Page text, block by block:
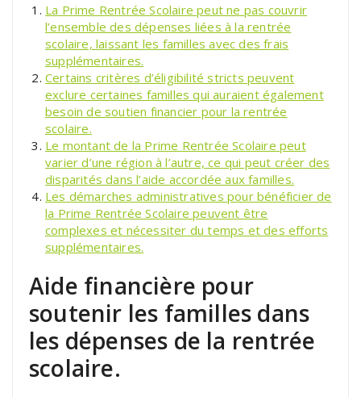
La Prime Rentrée Scolaire peut ne pas couvrir
l’ensemble des dépenses liées à la rentrée
scolaire, laissant les familles avec des frais
supplémentaires.
Certains critères d’éligibilité stricts peuvent
exclure certaines familles qui auraient également
besoin de soutien financier pour la rentrée
scolaire.
Le montant de la Prime Rentrée Scolaire peut
varier d’une région à l’autre, ce qui peut créer des
disparités dans l’aide accordée aux familles.
Les démarches administratives pour bénéficier de
la Prime Rentrée Scolaire peuvent être
complexes et nécessiter du temps et des efforts
supplémentaires.
Aide financière pour
soutenir les familles dans
les dépenses de la rentrée
scolaire.